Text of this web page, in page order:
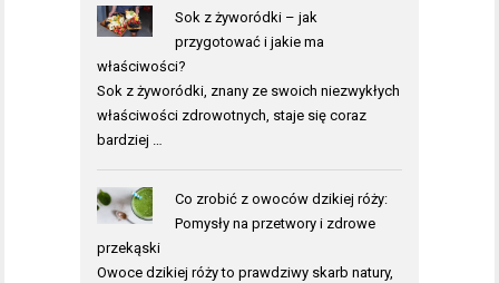
Sok z żyworódki – jak
przygotować i jakie ma
właściwości?
Sok z żyworódki, znany ze swoich niezwykłych
właściwości zdrowotnych, staje się coraz
bardziej …
Co zrobić z owoców dzikiej róży:
Pomysły na przetwory i zdrowe
przekąski
Owoce dzikiej róży to prawdziwy skarb natury,